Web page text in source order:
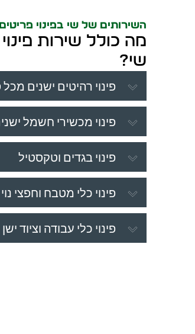
השירותים של שי בפינוי
מה כולל שירות
שי?
פינוי רהיטים ישנים מכל
פינוי מכשירי חשמל
פינוי בגדים וטקסטיל
פינוי כלי מטבח וחפצי
פינוי כלי עבודה וציוד ישן